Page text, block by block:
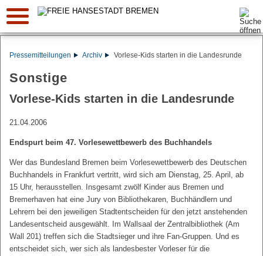
Suche:
Pressemitteilungen Archiv Vorlese-Kids starten in die Landesrunde
Sonstige
Vorlese-Kids starten in die Landesrunde
21.04.2006
Endspurt beim 47. Vorlesewettbewerb des Buchhandels
Wer das Bundesland Bremen beim Vorlesewettbewerb des Deutschen
Buchhandels in Frankfurt vertritt, wird sich am Dienstag, 25. April, ab
15 Uhr, herausstellen. Insgesamt zwölf Kinder aus Bremen und
Bremerhaven hat eine Jury von Bibliothekaren, Buchhändlern und
Lehrern bei den jeweiligen Stadtentscheiden für den jetzt anstehenden
Landesentscheid ausgewählt. Im Wallsaal der Zentralbibliothek (Am
Wall 201) treffen sich die Stadtsieger und ihre Fan-Gruppen. Und es
entscheidet sich, wer sich als landesbester Vorleser für die